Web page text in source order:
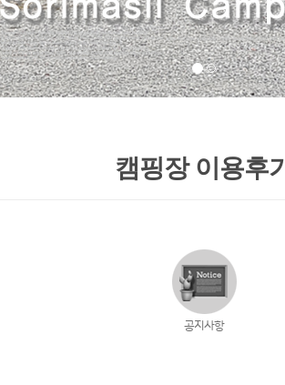
캠핑장 이용후기
공지사항